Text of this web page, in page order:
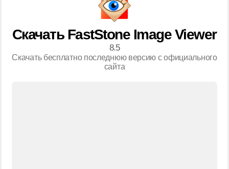
Скачать FastStone Image Viewer
8.5
Скачать бесплатно последнюю версию с официального
сайта